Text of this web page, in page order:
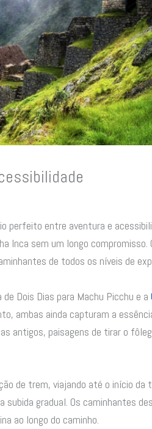
perfeito entre aventura e
Inca sem um longo compromisso.
de todos os níveis de
Dois Dias para Machu Picchu e a
ambas ainda capturam a
antigos, paisagens de tirar o
de trem, viajando até o início da
subida gradual. Os caminhantes
ao longo do caminho.